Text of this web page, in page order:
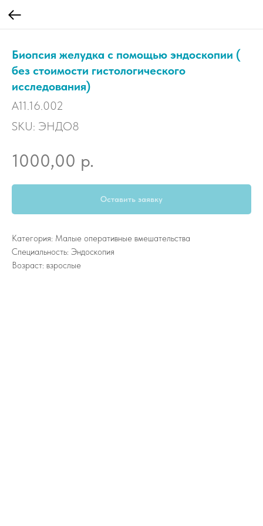
Биопсия желудка с помощью эндоскопии (
без стоимости гистологического
исследования)
А11.16.002
SKU: ЭНДО8
1000,00 р.
Оставить заявку
Категория: Малые оперативные вмешательства
Специальность: Эндоскопия
Возраст: взрослые